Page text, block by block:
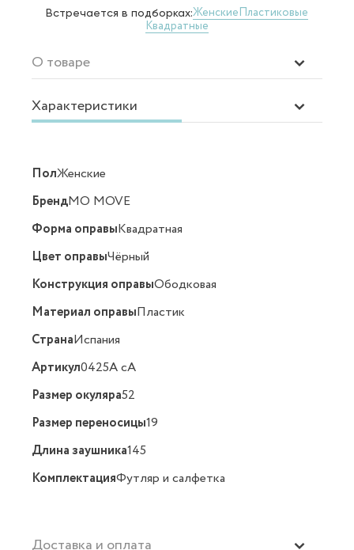
Встречается в подборках:ЖенскиеПластиковые
Квадратные
О товаре
Характеристики
ПолЖенские
БрендMO MOVE
Форма оправыКвадратная
Цвет оправыЧёрный
Конструкция оправыОбодковая
Материал оправыПластик
СтранаИспания
Артикул0425A cA
Размер окуляра52
Размер переносицы19
Длина заушника145
КомплектацияФутляр и салфетка
Доставка и оплата